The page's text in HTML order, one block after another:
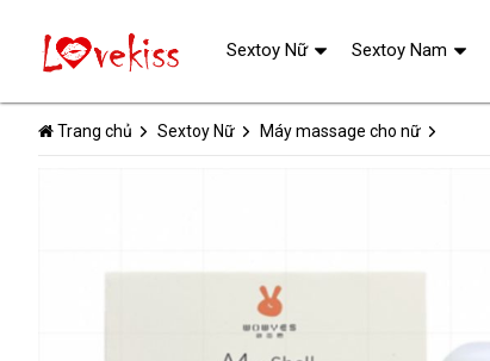
Trang chủ Sextoy Nữ Máy massage cho nữ
Sextoy Nữ Sextoy Nam